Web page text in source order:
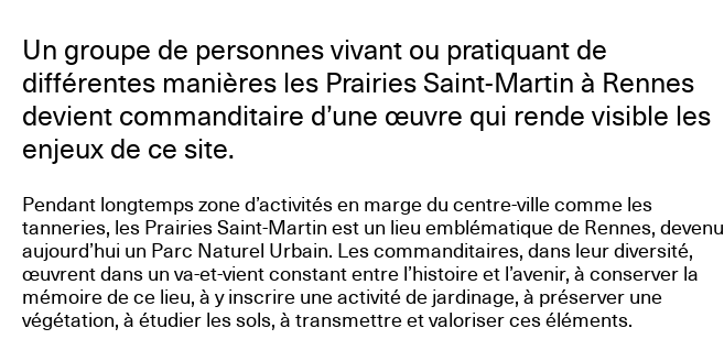
Un groupe de personnes vivant ou pratiquant de
différentes manières les Prairies Saint-Martin à Rennes
devient commanditaire d’une œuvre qui rende visible les
enjeux de ce site.
Pendant longtemps zone d’activités en marge du centre-ville comme les
tanneries, les Prairies Saint-Martin est un lieu emblématique de Rennes, devenu
aujourd’hui un Parc Naturel Urbain. Les commanditaires, dans leur diversité,
œuvrent dans un va-et-vient constant entre l’histoire et l’avenir, à conserver la
mémoire de ce lieu, à y inscrire une activité de jardinage, à préserver une
végétation, à étudier les sols, à transmettre et valoriser ces éléments.